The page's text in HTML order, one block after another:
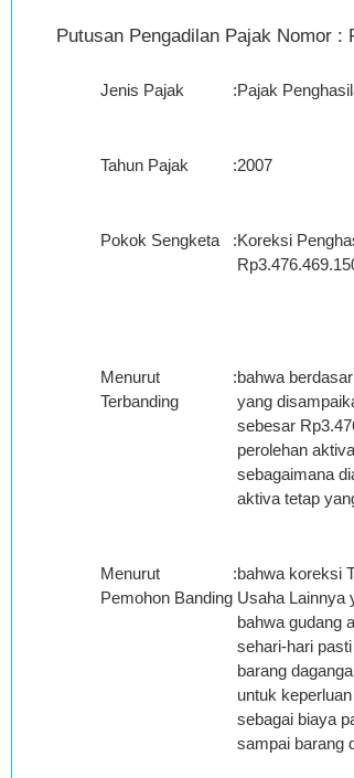
Putusan Pengadilan Pajak Nomor :
Jenis Pajak :Pajak
Tahun Pajak :2007
Pokok Sengketa :Koreksi
Menurut
Terbanding
:bahwa
yang
sebesar
perolehan
sebagaimana
aktiva tetap
Menurut
Pemohon Banding
:bahwa koreksi
Usaha Lainnya
bahwa gudang
sehari-hari
barang
untuk
sebagai biaya
sampai barang